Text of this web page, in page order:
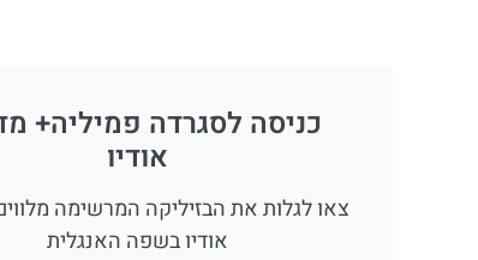
כניסה לסגרדה פמיליה+
אודיו
צאו לגלות את הבזיליקה המרשימה
אודיו בשפה האנגלית